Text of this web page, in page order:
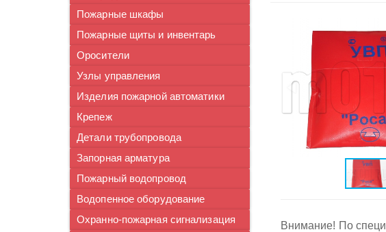
Пожарные шкафы
Пожарные щиты и инвентарь
Оросители
Узлы управления
Изделия пожарной автоматики
Крепеж
Детали трубопровода
Запорная арматура
Пожарный водопровод
Водопенное оборудование
Охранно-пожарная сигнализация
Внимание! По